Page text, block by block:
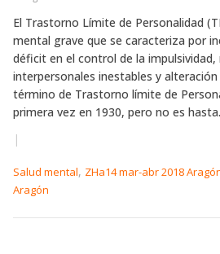
El Trastorno Límite de Personalidad
mental grave que se caracteriza por
déficit en el control de la impulsividad,
interpersonales inestables y
término de Trastorno límite de
primera vez en 1930, pero no es
|
Salud mental, ZHa14 mar-abr 2018
Aragón